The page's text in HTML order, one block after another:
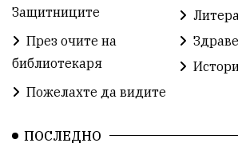
Предстоящи Доброволчески
Забавления Второ българско
Храна от село Лична
Защитниците
През очите на
библиотекаря
Здраве
Пожелахте да видите
ПОСЛЕДНО